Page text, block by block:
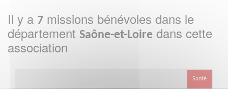
Il y a 7 missions bénévoles dans le
département Saône-et-Loire dans cette
association
Santé